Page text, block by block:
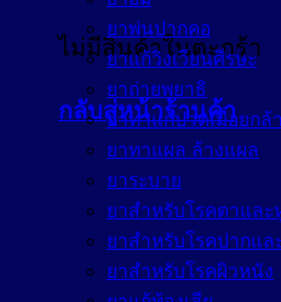
ไม่มีสินค้าในตะกร้า
กลับสู่หน้าร้านค้า
ยาพ่นปากคอ
ยาแก้วิงเวียนศีรษะ
ยาถ่ายพยาธิ
ยาทาแก้ปวดเมื่อยกล้
ยาทาแผล ล้างแผล
ยาระบาย
ยาสำหรับโรคตาและ
ยาสำหรับโรคปากแล
ยาสำหรับโรคผิวหนัง